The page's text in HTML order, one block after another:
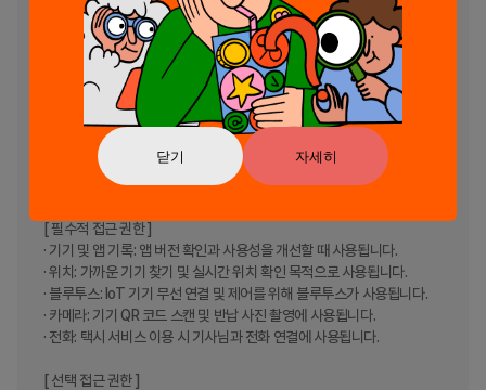
닫기 자세히
해보세요.
· foreigner friendly SWING 외국인도 SNS 로그인으로 가입할 수 있
· 해외 발급 카드 사용도 문제없이 사용할 수 있어요.
[ 서비스 접근권한 안내 ]
· 스윙을 이용하려면 몇개의 권한 접근을 허용해주세요. (*선택 권한을 허
용하지 않아도 서비스를 이용할 수 있지만, 일부 서비스 이용 제한이 있을
수 있습니다.)
[ 필수적 접근 권한 ]
· 기기 및 앱 기록: 앱 버전 확인과 사용성을 개선할 때 사용됩니다.
· 위치: 가까운 기기 찾기 및 실시간 위치 확인 목적으로 사용됩니다.
· 블루투스: IoT 기기 무선 연결 및 제어를 위해 블루투스가 사용됩니다.
· 카메라: 기기 QR 코드 스캔 및 반납 사진 촬영에 사용됩니다.
· 전화: 택시 서비스 이용 시 기사님과 전화 연결에 사용됩니다.
[ 선택 접근 권한 ]